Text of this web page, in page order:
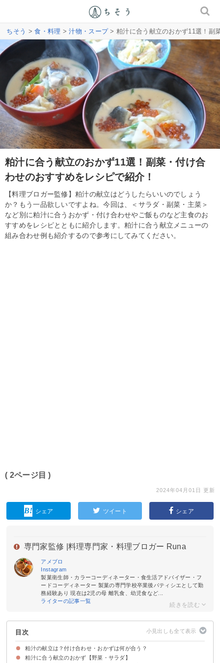
ちそう >食・料理 >汁物・スープ> 粕汁に合う献立のおかず11選！副
粕汁に合う献立のおかず11選！副菜・付け合
わせのおすすめをレシピで紹介！
【料理ブロガー監修】粕汁の献立はどうしたらいいのでしょう
か？もう一品欲しいですよね。今回は、＜サラダ・副菜・主菜＞
など別に粕汁に合うおかず・付け合わせやご飯ものなど主食のお
すすめをレシピとともに紹介します。粕汁に合う献立メニューの
組み合わせ例も紹介するので参考にしてみてください。
( 2ページ目 )
2024年04月01日 更新
シェア ツイート シェア
専門家監修 | 料理専門家・料理ブロガー Runa
アメブロ
Instagram
製菓衛生師・カラーコーディネーター・食生活アドバイザー・フ
ードコーディネーター 製菓の専門学校卒業後パティシエとして勤
務経験あり 現在は2児の母 離乳食、幼児食など...
ライターの記事一覧
目次
粕汁の献立は？付け合わせ・おかずは何が合う？
粕汁に合う献立のおかず【野菜・サラダ】